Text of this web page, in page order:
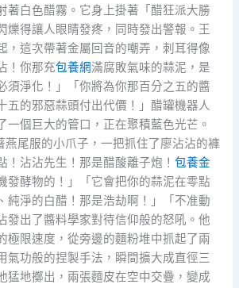
著白色醋霧。它身上掛著「醋狂派大勝
爍得讓人眼睛發疼，同時發出警報。王
，這次帶著金屬回音的嘲弄，刺耳得像
！你那充包養網滿腐敗氣味的蒜泥，是
須淨化！」「你將為你那百分之五的醬
五的邪惡蒜頭付出代價！」醋罐機器人
一個巨大的管口，正在聚積藍色光芒。
燕尾服的小爪子，一把抓住了廖沾沾的褲
！沾沾先生！那是醋酸離子炮！包養金
發酵物的！」「它會把你的蒜泥在零點
純淨的白醋！那是浩劫啊！」「不准動
發出了醬料學家對待信仰般的怒吼。他
極限速度，從旁邊的麵粉堆中抓起了兩
氣功般的捏製手法，瞬間擴大成直徑三
猛地擲出，兩張麵皮在空中交疊，變成